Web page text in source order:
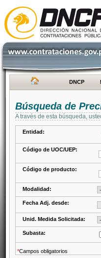
DNCP
Búsqueda de
A través de esta búsqueda,
Entidad:
Código de UOC/UEP:
Código de producto:
Modalidad:
Fecha Adj. desde:
Unid. Medida Solicitada:
Subasta:
*Campos obligatorios